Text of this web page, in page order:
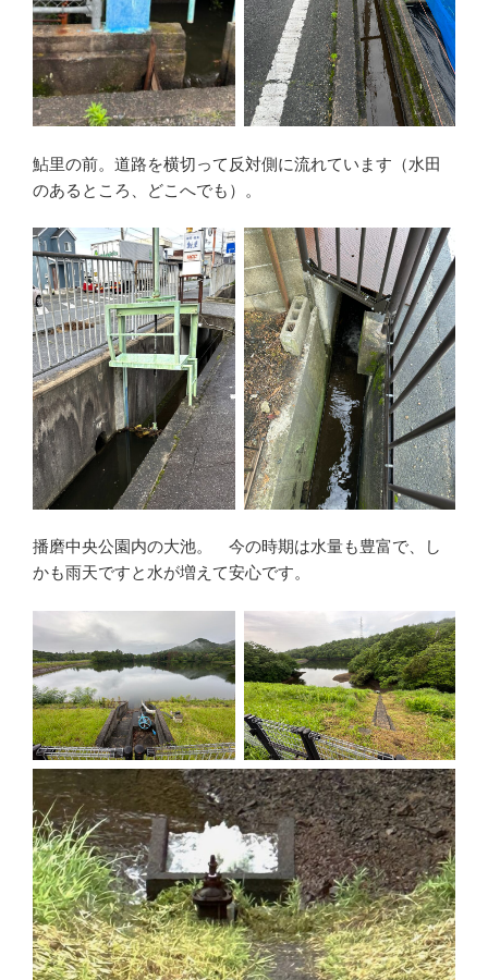
鮎里の前。道路を横切って反対側に流れています（水田
のあるところ、どこへでも）。
播磨中央公園内の大池。 今の時期は水量も豊富で、し
かも雨天ですと水が増えて安心です。